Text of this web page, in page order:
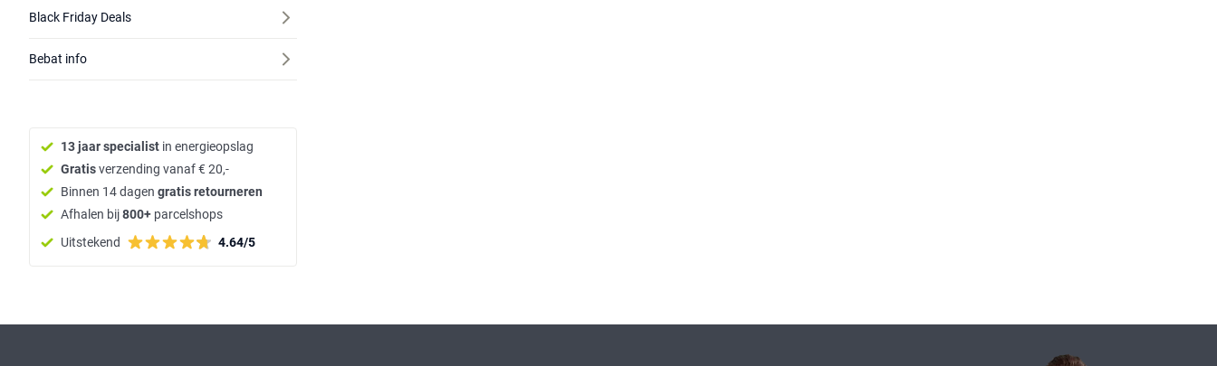
Black Friday Deals
Bebat info
13 jaar specialist in energieopslag
Gratisverzending vanaf € 20,-
Binnen 14 dagen gratis retourneren
Afhalen bij800+ parcelshops
Uitstekend
4.64/5